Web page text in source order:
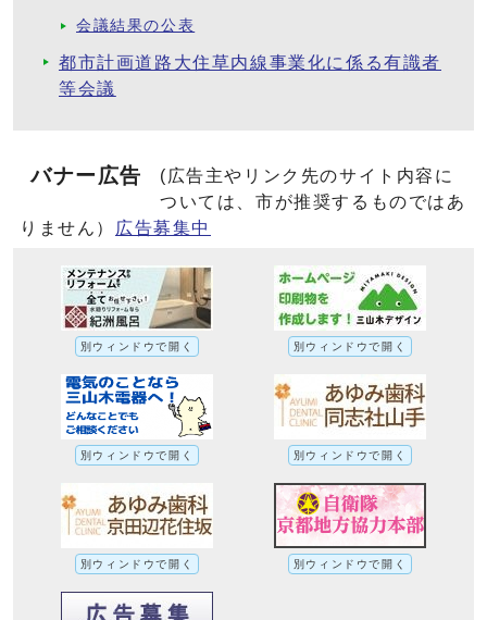
会議結果の公表
都市計画道路大住草内線事業化に係る有識者
等会議
バナー広告
(広告主やリンク先のサイト内容に
ついては、市が推奨するものではあ
りません）
広告募集中
別ウィンドウで開く 別ウィンドウで開く
別ウィンドウで開く 別ウィンドウで開く
別ウィンドウで開く 別ウィンドウで開く